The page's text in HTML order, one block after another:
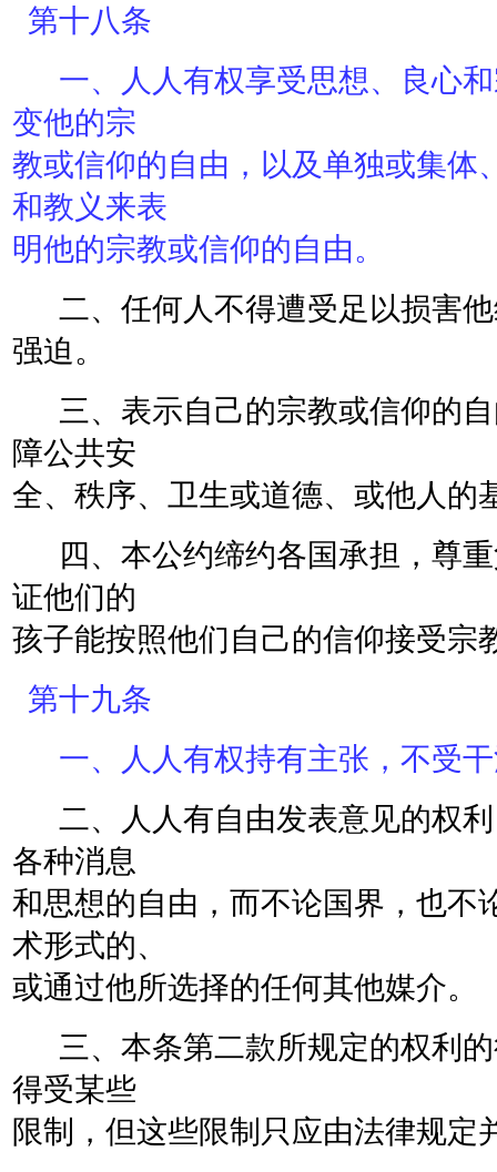
第十八条
一、人人有权享受思想、良心
变他的宗
教或信仰的自由，以及单独或集体
和教义来表
明他的宗教或信仰的自由。
二、任何人不得遭受足以损害他
强迫。
三、表示自己的宗教或信仰的自
障公共安
全、秩序、卫生或道德、或他人的
四、本公约缔约各国承担，尊重
证他们的
孩子能按照他们自己的信仰接受宗
第十九条
一、人人有权持有主张，不受
二、人人有自由发表意见的权利
各种消息
和思想的自由，而不论国界，也不
术形式的、
或通过他所选择的任何其他媒介。
三、本条第二款所规定的权利的
得受某些
限制，但这些限制只应由法律规定